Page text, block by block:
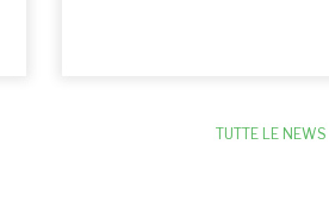
TUTTE LE NEWS